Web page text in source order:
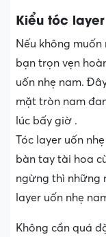
Kiểu tóc
Nếu không
bạn trọn vẹn
uốn nhẹ nam.
mặt tròn nam
lúc bấy giờ .
Tóc layer uốn
bàn tay tài hoa
ngừng thì những
layer uốn nhẹ
Không cần quá